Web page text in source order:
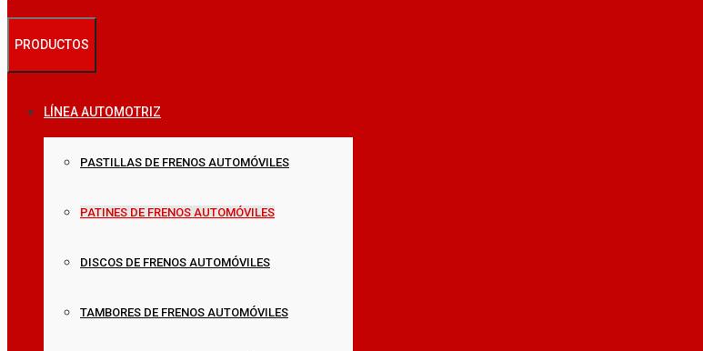
PRODUCTOS
LÍNEA AUTOMOTRIZ
PASTILLAS DE FRENOS AUTOMÓVILES
PATINES DE FRENOS AUTOMÓVILES
DISCOS DE FRENOS AUTOMÓVILES
TAMBORES DE FRENOS AUTOMÓVILES